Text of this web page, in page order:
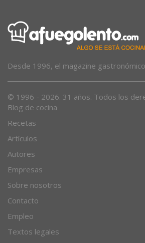
Desde 1996, el magazine
© 1996 - 2026. 31 años. Todos los
Blog de cocina
Recetas
Artículos
Autores
Empresas
Sobre nosotros
Contacto
Empleo
Textos legales